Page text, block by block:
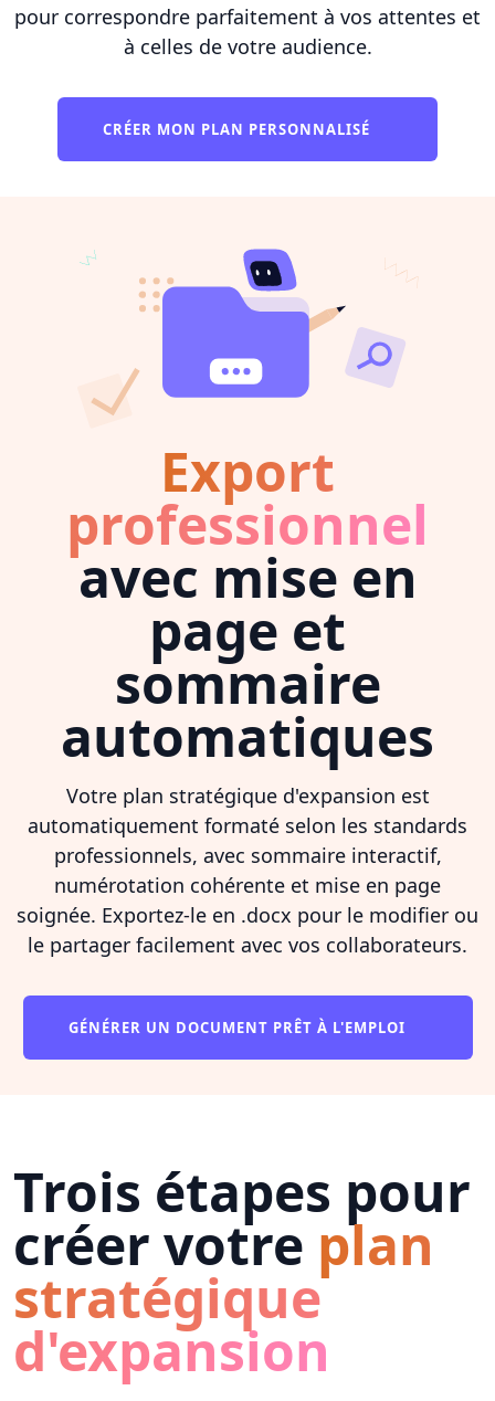
pour correspondre parfaitement à vos attentes et
à celles de votre audience.
CRÉER MON PLAN PERSONNALISÉ
Export
professionnel
avec mise en
page et
sommaire
automatiques
Votre plan stratégique d'expansion est
automatiquement formaté selon les standards
professionnels, avec sommaire interactif,
numérotation cohérente et mise en page
soignée. Exportez-le en .docx pour le modifier ou
le partager facilement avec vos collaborateurs.
GÉNÉRER UN DOCUMENT PRÊT À L'EMPLOI
Trois étapes pour
créer votre plan
stratégique
d'expansion